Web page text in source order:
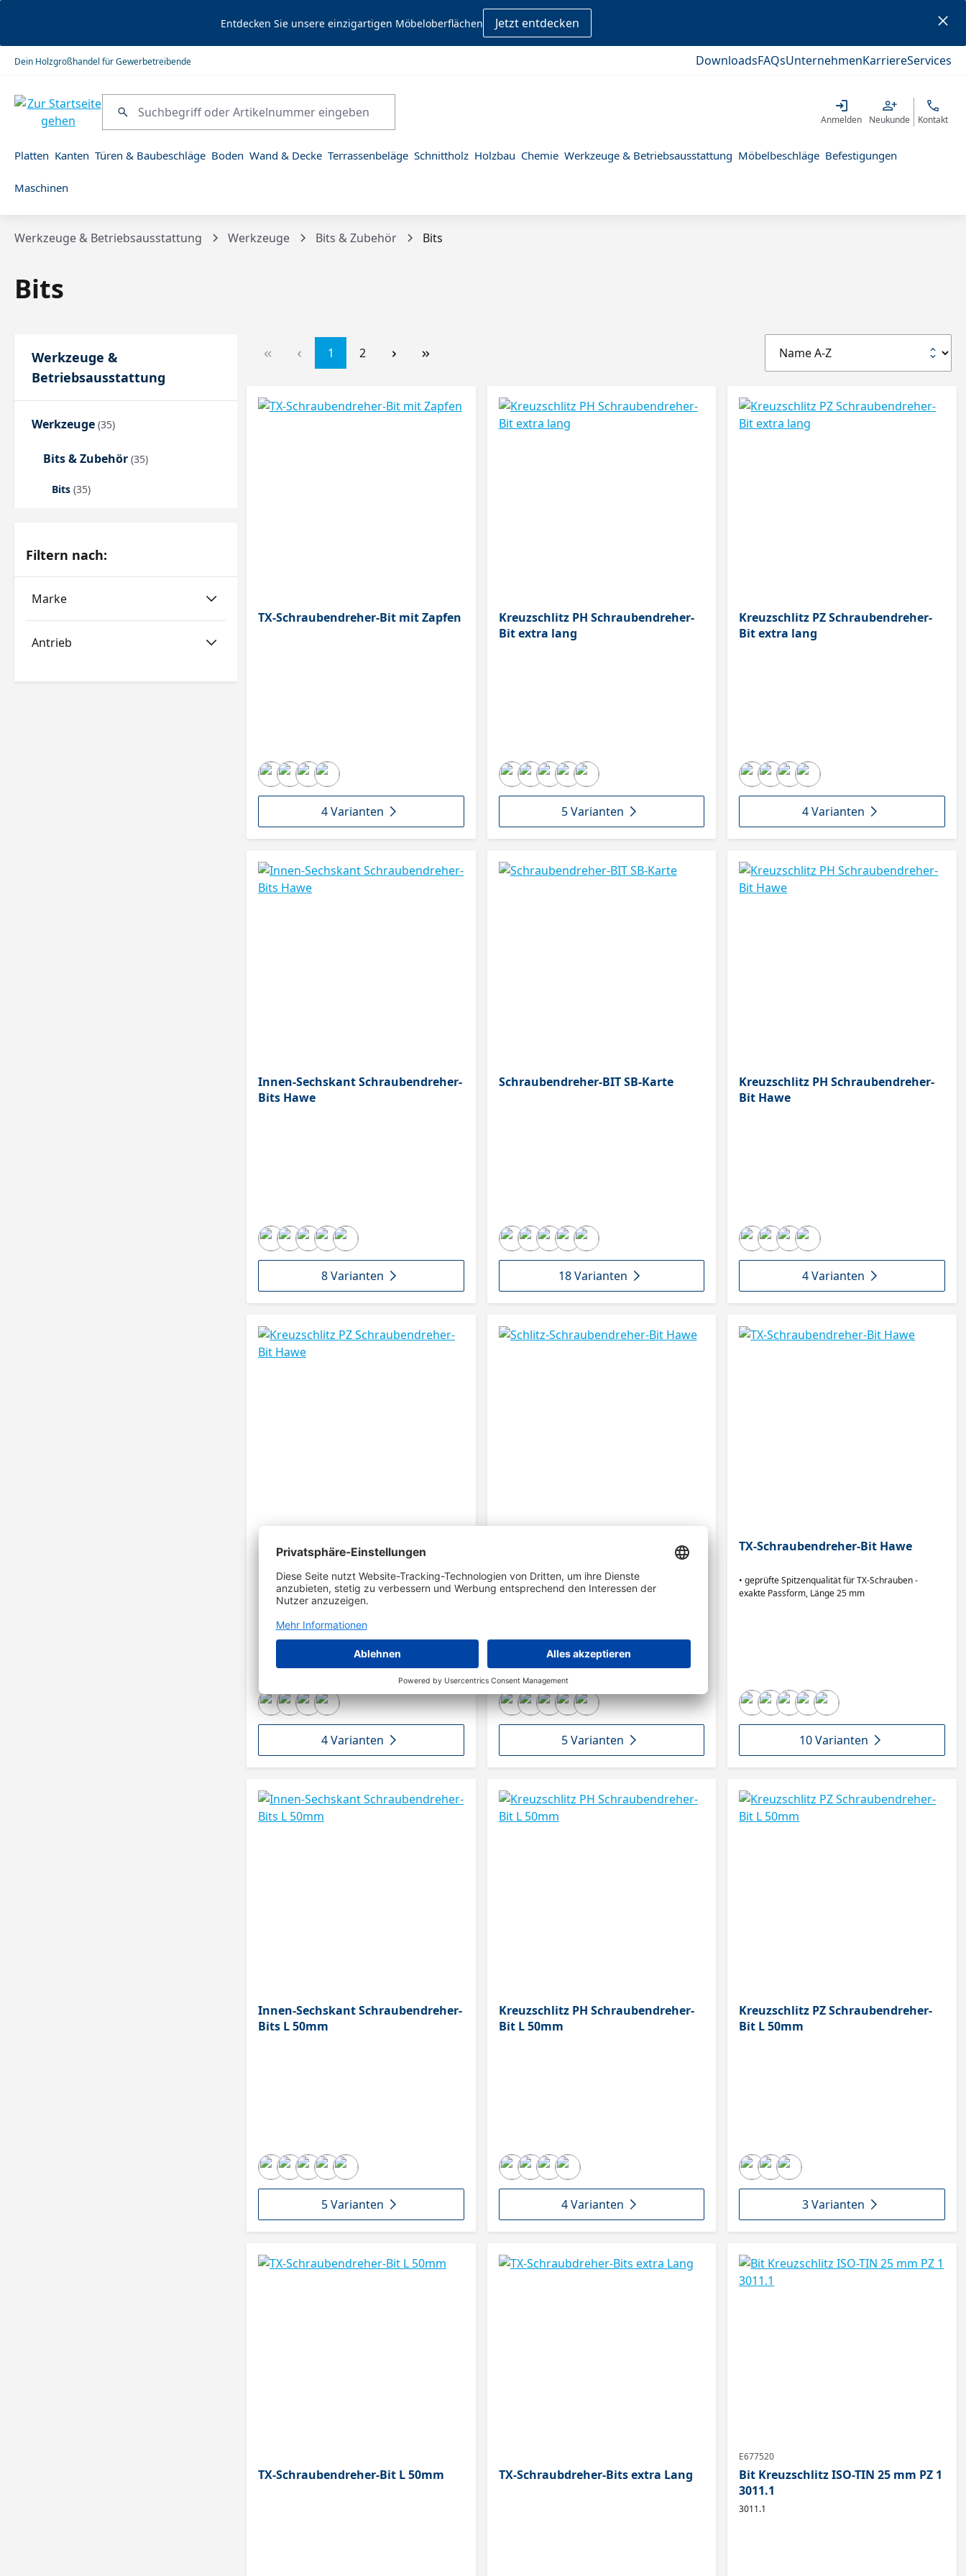
Zur Hauptnavigation springenEntdecken Sie unsere einzigartigen Möbeloberflächen Jetzt entdecken
Dein Holzgroßhandel für Gewerbetreibende DownloadsFAQsUnternehmenKarriereServices
Anmelden Neukunde Kontakt
Platten Kanten Türen & Baubeschläge Boden Wand & Decke Terrassenbeläge Schnittholz Holzbau Chemie Werkzeuge & Betriebsausstattung Möbelbeschläge Befestigungen
Maschinen
Werkzeuge & Betriebsausstattung Werkzeuge Bits & Zubehör Bits
Bits
Werkzeuge &
Betriebsausstattung
Werkzeuge (35)
Bits & Zubehör (35)
Bits (35)
Filtern nach:
Marke
Antrieb
1 2
TX-Schraubendreher-Bit mit Zapfen
4 Varianten
Kreuzschlitz PH Schraubendreher-
Bit extra lang
5 Varianten
Kreuzschlitz PZ Schraubendreher-
Bit extra lang
4 Varianten
Innen-Sechskant Schraubendreher-
Bits Hawe
8 Varianten
Schraubendreher-BIT SB-Karte
18 Varianten
Kreuzschlitz PH Schraubendreher-
Bit Hawe
4 Varianten
Kreuzschlitz PZ Schraubendreher-
Bit Hawe
4 Varianten
Schlitz-Schraubendreher-Bit Hawe
5 Varianten
TX-Schraubendreher-Bit Hawe
• geprüfte Spitzenqualität für TX-Schrauben -
exakte Passform, Länge 25 mm
10 Varianten
Innen-Sechskant Schraubendreher-
Bits L 50mm
5 Varianten
Kreuzschlitz PH Schraubendreher-
Bit L 50mm
4 Varianten
Kreuzschlitz PZ Schraubendreher-
Bit L 50mm
3 Varianten
TX-Schraubendreher-Bit L 50mm TX-Schraubdreher-Bits extra Lang
E677520
Bit Kreuzschlitz ISO-TIN 25 mm PZ 1
3011.1
3011.1